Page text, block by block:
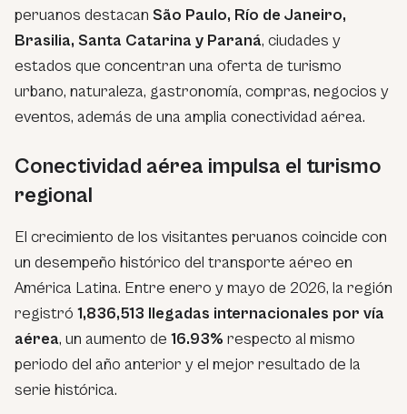
peruanos destacan São Paulo, Río de Janeiro,
Brasilia, Santa Catarina y Paraná, ciudades y
estados que concentran una oferta de turismo
urbano, naturaleza, gastronomía, compras, negocios y
eventos, además de una amplia conectividad aérea.
Conectividad aérea impulsa el turismo
regional
El crecimiento de los visitantes peruanos coincide con
un desempeño histórico del transporte aéreo en
América Latina. Entre enero y mayo de 2026, la región
registró 1,836,513 llegadas internacionales por vía
aérea, un aumento de 16.93% respecto al mismo
periodo del año anterior y el mejor resultado de la
serie histórica.